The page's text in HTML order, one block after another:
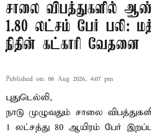
சாலை விபத்துகளில்
1.80 லட்சம் பேர் பலி:
நிதின் கட்காரி வேதனை
Published on: 06 Aug 2026, 4:07 pm
புதுடெல்லி,
நாடு முழுவதும் சாலை
1 லட்சத்து 80 ஆயிரம் பேர்